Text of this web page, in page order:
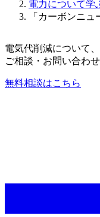
電力について学
「カーボンニ
電気代削減について、
ご相談・お問い合わ
無料相談はこちら